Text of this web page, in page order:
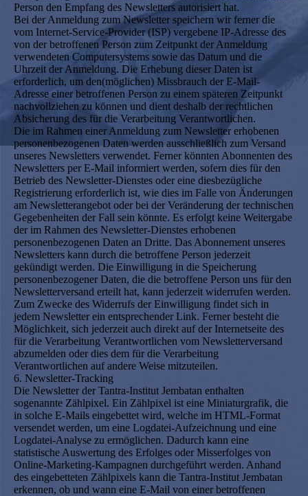
Person den Empfang des Newsletters autorisiert hat.
Bei der Anmeldung zum Newsletter speichern wir ferner die
vom Internet-Service-Provider (ISP) vergebene IP-Adresse des
von der betroffenen Person zum Zeitpunkt der Anmeldung
verwendeten Computersystems sowie das Datum und die
Uhrzeit der Anmeldung. Die Erhebung dieser Daten ist
erforderlich, um den(möglichen) Missbrauch der E-Mail-
Adresse einer betroffenen Person zu einem späteren Zeitpunkt
nachvollziehen zu können und dient deshalb der rechtlichen
Absicherung des für die Verarbeitung Verantwortlichen.
Die im Rahmen einer Anmeldung zum Newsletter erhobenen
personenbezogenen Daten werden ausschließlich zum Versand
unseres Newsletters verwendet. Ferner könnten Abonnenten des
Newsletters per E-Mail informiert werden, sofern dies für den
Betrieb des Newsletter-Dienstes oder eine diesbezügliche
Registrierung erforderlich ist, wie dies im Falle von Änderungen
am Newsletterangebot oder bei der Veränderung der technischen
Gegebenheiten der Fall sein könnte. Es erfolgt keine Weitergabe
der im Rahmen des Newsletter-Dienstes erhobenen
personenbezogenen Daten an Dritte. Das Abonnement unseres
Newsletters kann durch die betroffene Person jederzeit
gekündigt werden. Die Einwilligung in die Speicherung
personenbezogener Daten, die die betroffene Person uns für den
Newsletterversand erteilt hat, kann jederzeit widerrufen werden.
Zum Zwecke des Widerrufs der Einwilligung findet sich in
jedem Newsletter ein entsprechender Link. Ferner besteht die
Möglichkeit, sich jederzeit auch direkt auf der Internetseite des
für die Verarbeitung Verantwortlichen vom Newsletterversand
abzumelden oder dies dem für die Verarbeitung
Verantwortlichen auf andere Weise mitzuteilen.
6. Newsletter-Tracking
Die Newsletter der Tantra-Institut Jembatan enthalten
sogenannte Zählpixel. Ein Zählpixel ist eine Miniaturgrafik, die
in solche E-Mails eingebettet wird, welche im HTML-Format
versendet werden, um eine Logdatei-Aufzeichnung und eine
Logdatei-Analyse zu ermöglichen. Dadurch kann eine
statistische Auswertung des Erfolges oder Misserfolges von
Online-Marketing-Kampagnen durchgeführt werden. Anhand
des eingebetteten Zählpixels kann die Tantra-Institut Jembatan
erkennen, ob und wann eine E-Mail von einer betroffenen